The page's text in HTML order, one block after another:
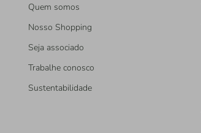
Quem somos
Nosso Shopping
Seja associado
Trabalhe conosco
Sustentabilidade